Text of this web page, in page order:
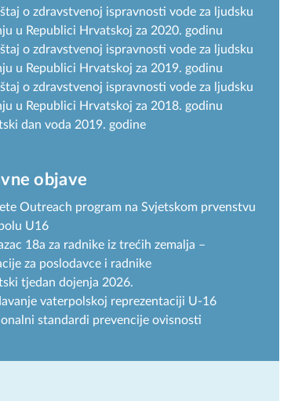
o zdravstvenoj ispravnosti vode za ljudsku
u Republici Hrvatskoj za 2020. godinu
o zdravstvenoj ispravnosti vode za ljudsku
u Republici Hrvatskoj za 2019. godinu
o zdravstvenoj ispravnosti vode za ljudsku
u Republici Hrvatskoj za 2018. godinu
dan voda 2019. godine
objave
Outreach program na Svjetskom prvenstvu
U16
18a za radnike iz trećih zemalja –
za poslodavce i radnike
tjedan dojenja 2026.
vaterpolskoj reprezentaciji U-16
standardi prevencije ovisnosti